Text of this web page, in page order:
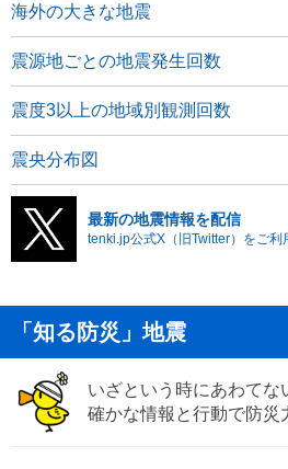
海外の大きな地震
震源地ごとの地震発生回数
震度3以上の地域別観測回数
震央分布図
最新の地震情報を配信
tenki.jp公式X（旧Twitter）をご利
「知る防災」地震
いざという時にあわてな
確かな情報と行動で防災